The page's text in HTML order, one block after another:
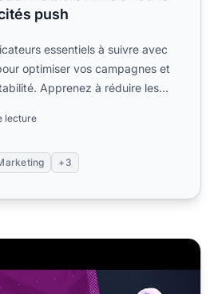
push
essentiels à suivre avec
optimiser vos campagnes et
Apprenez à réduire les
lecture
+3
: Les indicateurs,